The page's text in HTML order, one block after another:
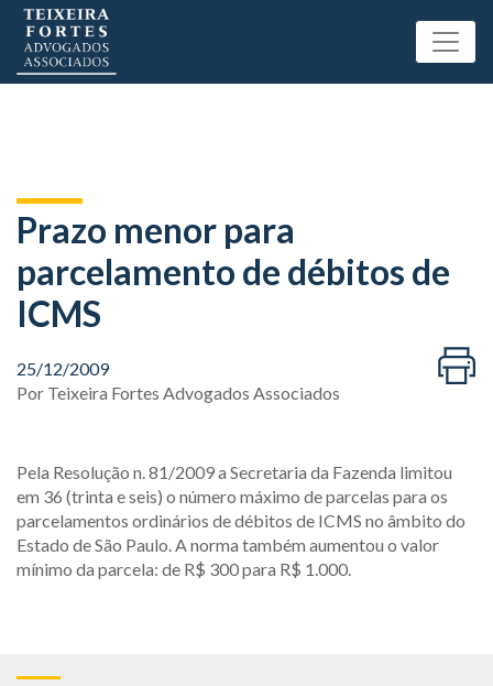
Prazo menor para
parcelamento de débitos de
ICMS
25/12/2009
Por Teixeira Fortes Advogados Associados
Pela Resolução n. 81/2009 a Secretaria da Fazenda limitou
em 36 (trinta e seis) o número máximo de parcelas para os
parcelamentos ordinários de débitos de ICMS no âmbito do
Estado de São Paulo. A norma também aumentou o valor
mínimo da parcela: de R$ 300 para R$ 1.000.